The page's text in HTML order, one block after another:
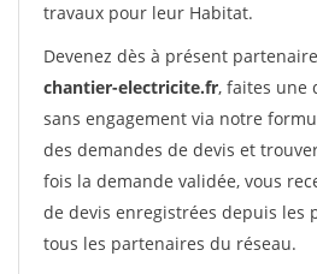
travaux pour leur Habitat.
Devenez dès à présent
chantier-electricite.fr, faites une
sans engagement via notre
des demandes de devis et
fois la demande validée, vous
de devis enregistrées depuis les
tous les partenaires du réseau.